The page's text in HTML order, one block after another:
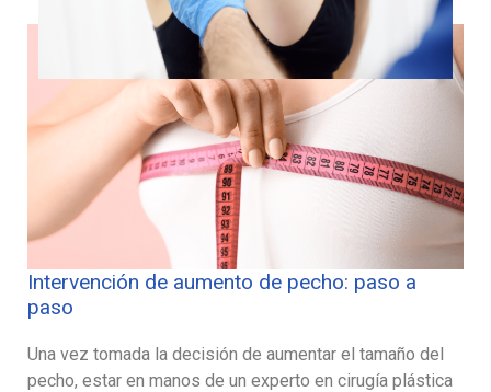
Intervención de aumento de pecho: paso a
paso
Una vez tomada la decisión de aumentar el tamaño del
pecho, estar en manos de un experto en cirugía plástica